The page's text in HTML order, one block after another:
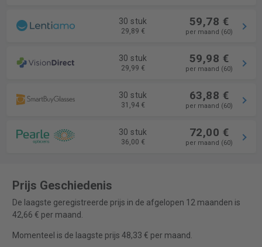
30 stuk
29,89 €
59,78 €
per maand (60)
30 stuk
29,99 €
59,98 €
per maand (60)
30 stuk
31,94 €
63,88 €
per maand (60)
30 stuk
36,00 €
72,00 €
per maand (60)
Prijs Geschiedenis
De laagste geregistreerde prijs in de afgelopen 12 maanden is
42,66 € per maand.
Momenteel is de laagste prijs 48,33 € per maand.